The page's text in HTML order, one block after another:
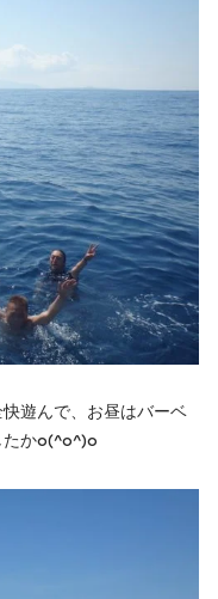
遊んで、お昼はバーベ
たかo(^o^)o